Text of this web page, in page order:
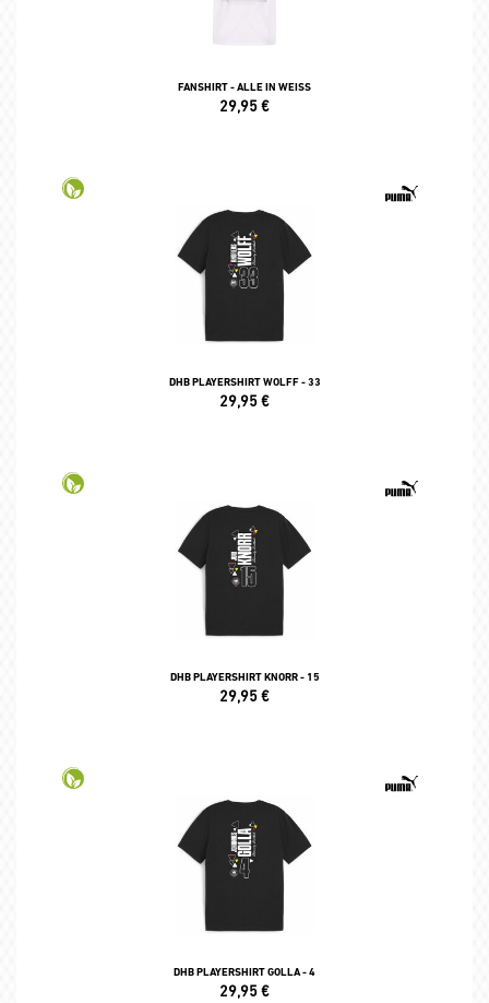
FANSHIRT - ALLE IN WEISS
29,95€
DHB PLAYERSHIRT WOLFF - 33
29,95€
DHB PLAYERSHIRT KNORR - 15
29,95€
DHB PLAYERSHIRT GOLLA - 4
29,95€